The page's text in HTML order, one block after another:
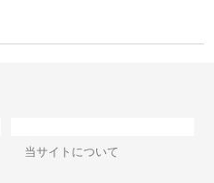
当サイトについて